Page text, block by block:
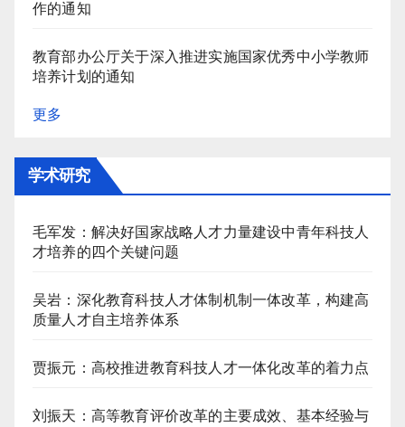
作的通知
教育部办公厅关于深入推进实施国家优秀中小学教师
培养计划的通知
更多
学术研究
毛军发：解决好国家战略人才力量建设中青年科技人
才培养的四个关键问题
吴岩：深化教育科技人才体制机制一体改革，构建高
质量人才自主培养体系
贾振元：高校推进教育科技人才一体化改革的着力点
刘振天：高等教育评价改革的主要成效、基本经验与